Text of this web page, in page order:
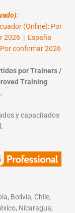
(Online): Por
2026 | España
confirmar 2026
por Trainers /
Training
y capacitados
Bolivia, Chile,
Nicaragua,